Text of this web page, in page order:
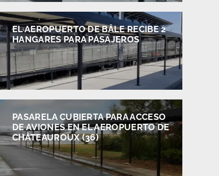
EL AEROPUERTO DE BÂLE RECIBE 2
HANGARES PARA PASAJEROS
PASARELA CUBIERTA PARA ACCESO
DE AVIONES EN EL AEROPUERTO DE
CHÂTEAUROUX (36)